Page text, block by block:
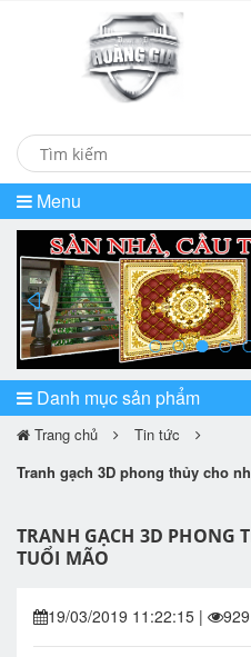
Menu
prev
Danh mục sản phẩm
Trang chủ
Tin tức
Tranh gạch 3D phong thủy cho
TRANH GẠCH 3D PHONG
TUỔI MÃO
19/03/2019 11:22:15 | 929